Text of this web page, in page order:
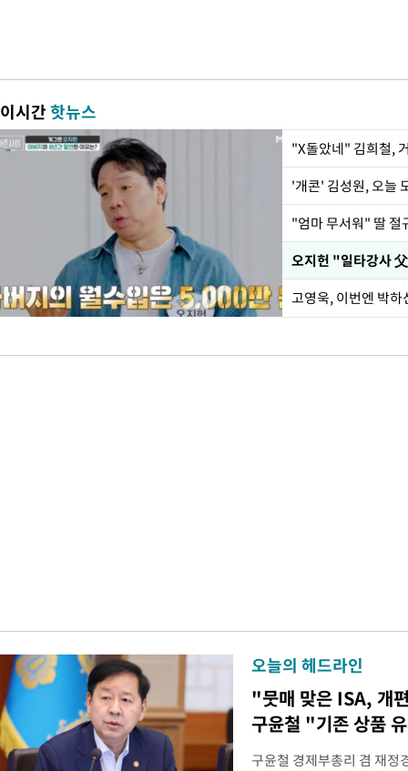
이시간핫뉴스
"X돌았네" 김희철,
'개콘' 김성원, 오늘
오늘의 헤드라인
"뭇매 맞은 ISA, 개
구윤철 "기존 상품
구윤철 경제부총리 겸 재